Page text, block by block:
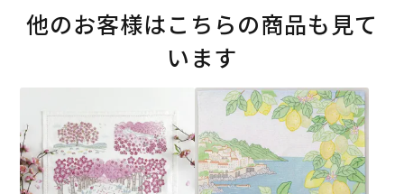
他のお客様はこちらの商品も見て
います